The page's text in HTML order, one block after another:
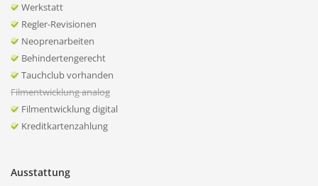
Werkstatt
Regler-Revisionen
Neoprenarbeiten
Behindertengerecht
Tauchclub vorhanden
Filmentwicklung analog
Filmentwicklung digital
Kreditkartenzahlung
Ausstattung